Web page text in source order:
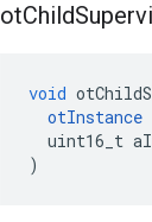
otChild
void
otInstance
uint16_t
)